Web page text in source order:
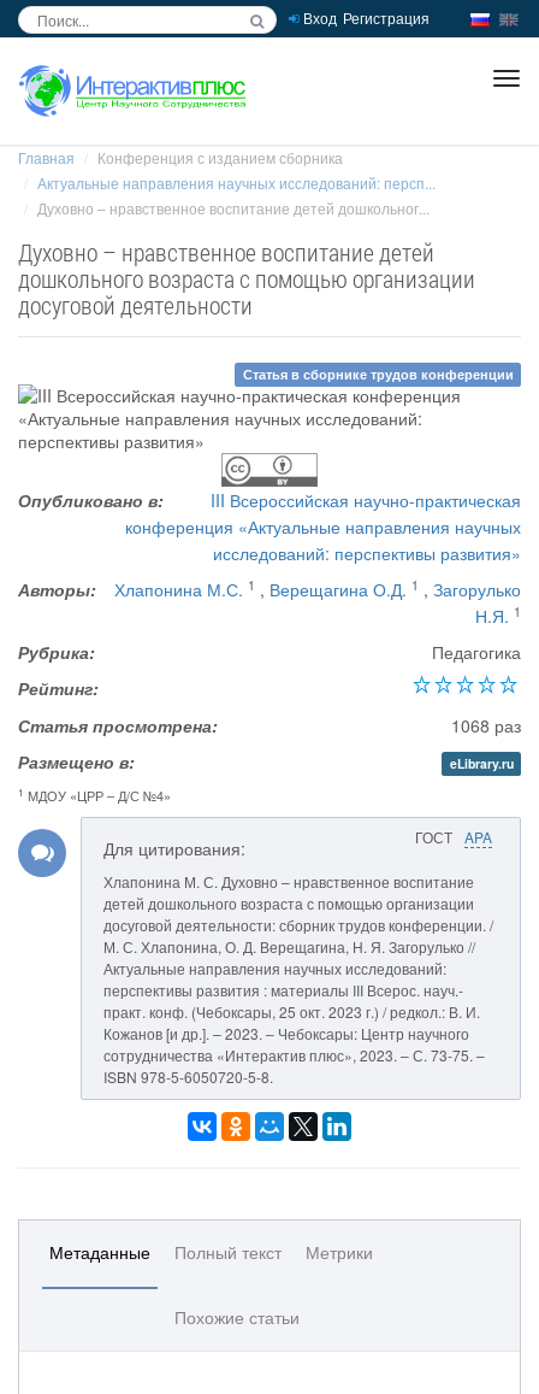
Вход Регистрация
Главная
Конференция с изданием сборника
Актуальные направления научных исследований: персп...
Духовно – нравственное воспитание детей дошкольног...
Духовно – нравственное воспитание детей
дошкольного возраста с помощью организации
досуговой деятельности
Статья в сборнике трудов конференции
Опубликовано в:
III Всероссийская научно-практическая
конференция «Актуальные направления научных
исследований: перспективы развития»
Авторы:
Хлапонина М.С. 1 , Верещагина О.Д. 1 , Загорулько
Н.Я. 1
Рубрика:
Педагогика
Рейтинг:
Статья просмотрена:
1068 раз
Размещено в:
eLibrary.ru
1 МДОУ «ЦРР – Д/С №4»
ГОСТ APA
Для цитирования:
Хлапонина М. С. Духовно – нравственное воспитание
детей дошкольного возраста с помощью организации
досуговой деятельности: сборник трудов конференции. /
М. С. Хлапонина, О. Д. Верещагина, Н. Я. Загорулько //
Актуальные направления научных исследований:
перспективы развития : материалы III Всерос. науч.-
практ. конф. (Чебоксары, 25 окт. 2023 г.) / редкол.: В. И.
Кожанов [и др.]. – 2023. – Чебоксары: Центр научного
сотрудничества «Интерактив плюс», 2023. – С. 73-75. –
ISBN 978-5-6050720-5-8.
Метаданные Полный текст Метрики
Похожие статьи